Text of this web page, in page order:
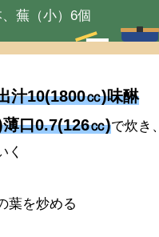
蕪（小）6個
汁10(1800㏄)味醂
口0.7(126㏄)で炊き、
く
葉を炒める